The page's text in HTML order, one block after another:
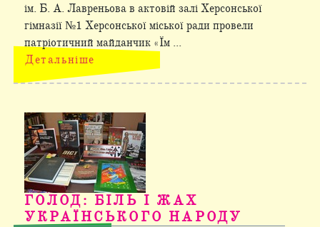
ім. Б. А. Лавреньова в актовій залі Херсонської
гімназії №1 Херсонської міської ради провели
патріотичний майданчик «Їм ...
Детальніше
ГОЛОД: БІЛЬ І ЖАХ
УКРАЇНСЬКОГО НАРОДУ